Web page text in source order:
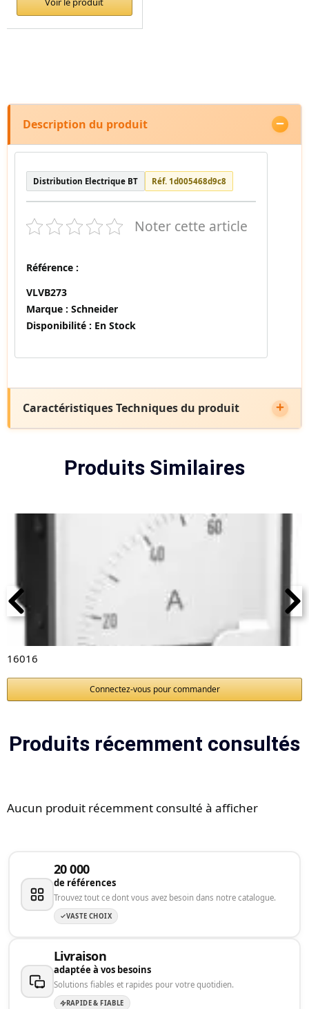
Description du produit
Distribution Electrique BT Réf. 1d005468d9c8
Noter cette article
Référence :
VLVB273
Marque : Schneider
Disponibilité : En Stock
Caractéristiques Techniques du produit
Produits Similaires
16016
Connectez-vous pour commander
Produits récemment consultés
Aucun produit récemment consulté à afficher
20 000
de références
Trouvez tout ce dont vous avez besoin dans notre catalogue.
VASTE CHOIX
Livraison
adaptée à vos besoins
Solutions fiables et rapides pour votre quotidien.
RAPIDE & FIABLE